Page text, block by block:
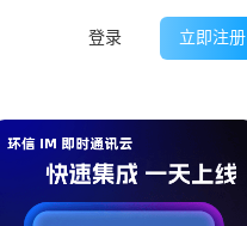
登录 立即注册